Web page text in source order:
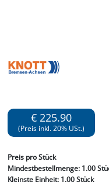
€ 225.90
(Preis inkl. 20% USt.)
Preis pro Stück
Mindestbestellmenge: 1.00
Kleinste Einheit:1.00 Stück